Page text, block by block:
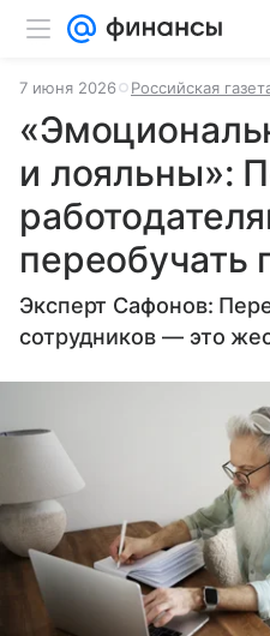
7 июня 2026 Российская
и лояльны»:
переобучать
Эксперт Сафонов:
сотрудников — это